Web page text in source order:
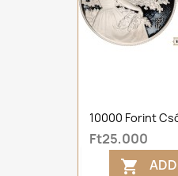
10000 Forint
Ft25,000
